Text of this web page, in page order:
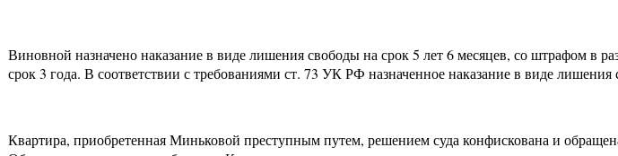
Виновной назначено наказание в виде лишения свободы на срок 5 лет 6 месяцев, со штрафом в
срок 3 года. В соответствии с требованиями ст. 73 УК РФ назначенное наказание в виде
Квартира, приобретенная Миньковой преступным путем, решением суда конфискована и